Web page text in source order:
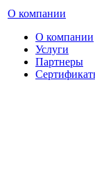
О компании
О компании
Услуги
Партнеры